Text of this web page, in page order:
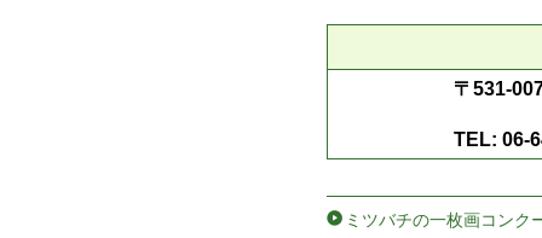
〒531-
TEL: 06-
ミツバチの一枚画コンク